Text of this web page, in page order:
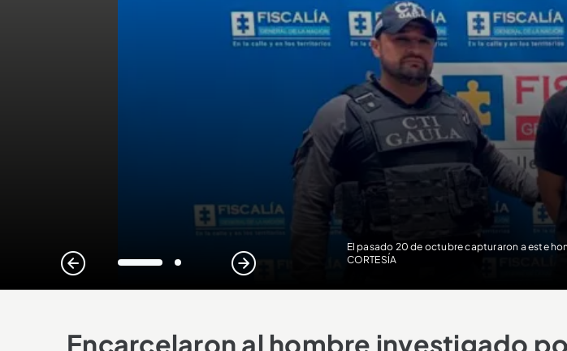
El pasado 20 de octubre capturaron a este
CORTESÍA
1 2
Encarcelaron al hombre investigado